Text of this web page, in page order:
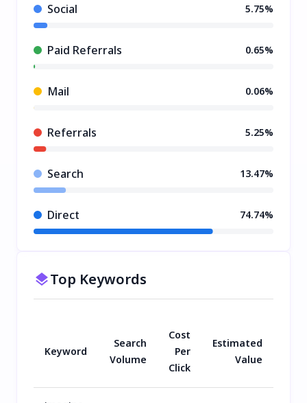
Social 5.75%
Paid Referrals 0.65%
Mail 0.06%
Referrals 5.25%
Search 13.47%
Direct 74.74%
Top Keywords
Keyword
Search
Volume
Cost
Per
Click
Estimated
Value